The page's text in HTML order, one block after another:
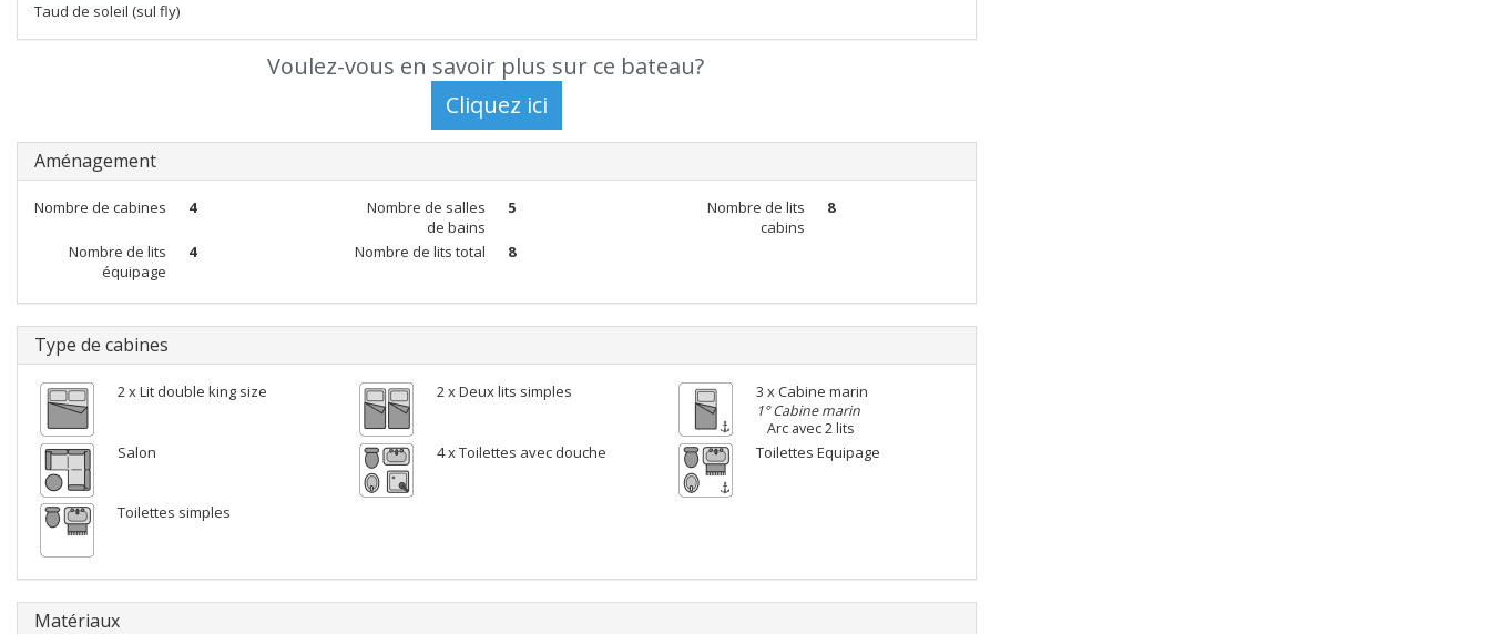
Taud de soleil (sul fly)
Voulez-vous en savoir plus sur ce bateau?
Aménagement
Nombre de cabines 4
Nombre de salles
de bains
5
Nombre de lits
cabins
8
Nombre de lits
équipage
4 Nombre de lits total 8
Type de cabines
2 x Lit double king size 2 x Deux lits simples 3 x Cabine marin
1° Cabine marin
Arc avec 2 lits
Salon 4 x Toilettes avec douche Toilettes Equipage
Toilettes simples
Matériaux